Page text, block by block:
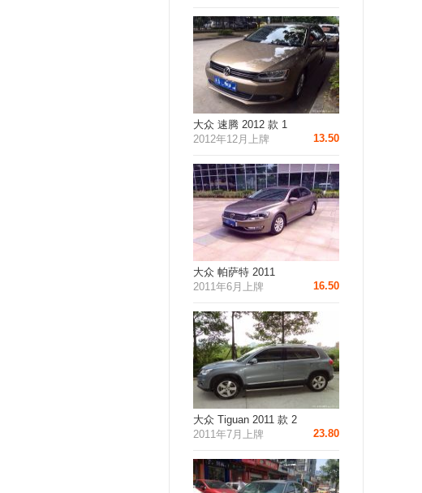
大众 速腾 2012 款 1
2012年12月上牌
13.50
大众 帕萨特 2011
2011年6月上牌
16.50
大众 Tiguan 2011 款 2
2011年7月上牌
23.80